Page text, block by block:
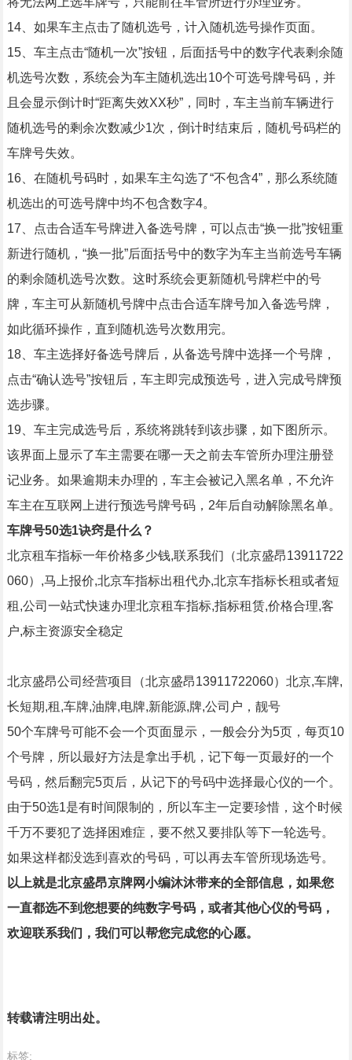
14、如果车主点击了随机选号，计入随机选号操作页面。
15、车主点击“随机一次”按钮，后面括号中的数字代表剩余随
机选号次数，系统会为车主随机选出10个可选号牌号码，并
且会显示倒计时“距离失效XX秒”，同时，车主当前车辆进行
随机选号的剩余次数减少1次，倒计时结束后，随机号码栏的
车牌号失效。
16、在随机号码时，如果车主勾选了“不包含4”，那么系统随
机选出的可选号牌中均不包含数字4。
17、点击合适车号牌进入备选号牌，可以点击“换一批”按钮重
新进行随机，“换一批”后面括号中的数字为车主当前选号车辆
的剩余随机选号次数。这时系统会更新随机号牌栏中的号
牌，车主可从新随机号牌中点击合适车牌号加入备选号牌，
如此循环操作，直到随机选号次数用完。
18、车主选择好备选号牌后，从备选号牌中选择一个号牌，
点击“确认选号”按钮后，车主即完成预选号，进入完成号牌预
选步骤。
19、车主完成选号后，系统将跳转到该步骤，如下图所示。
该界面上显示了车主需要在哪一天之前去车管所办理注册登
记业务。如果逾期未办理的，车主会被记入黑名单，不允许
车主在互联网上进行预选号牌号码，2年后自动解除黑名单。
车牌号50选1诀窍是什么？
北京租车指标一年价格多少钱,联系我们（北京盛昂13911722
060）,马上报价,北京车指标出租代办,北京车指标长租或者短
租,公司一站式快速办理北京租车指标,指标租赁,价格合理,客
户,标主资源安全稳定
北京盛昂公司经营项目（北京盛昂13911722060）北京,车牌,
长短期,租,车牌,油牌,电牌,新能源,牌,公司户，靓号
50个车牌号可能不会一个页面显示，一般会分为5页，每页10
个号牌，所以最好方法是拿出手机，记下每一页最好的一个
号码，然后翻完5页后，从记下的号码中选择最心仪的一个。
由于50选1是有时间限制的，所以车主一定要珍惜，这个时候
千万不要犯了选择困难症，要不然又要排队等下一轮选号。
如果这样都没选到喜欢的号码，可以再去车管所现场选号。
以上就是北京盛昂京牌网小编沐沐带来的全部信息，如果您
一直都选不到您想要的纯数字号码，或者其他心仪的号码，
欢迎联系我们，我们可以帮您完成您的心愿。
转载请注明出处。
标签: